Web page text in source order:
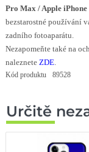
Pro Max / Apple
bezstarostné používání
zadního fotoaparátu.
Nezapomeňte také na
naleznete ZDE.
Kód produktu 89528
Určitě